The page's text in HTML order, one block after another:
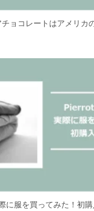
ョコレートはアメリカ
に服を買ってみた！初